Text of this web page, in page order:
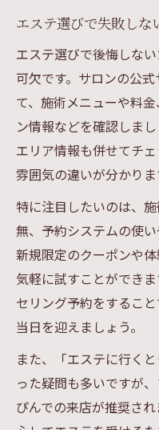
エステ選びで失敗しな
エステ選びで後悔しな
可欠です。サロンの公
て、施術メニューや料
ン情報などを確認しま
エリア情報も併せてチ
雰囲気の違いが分かりま
特に注目したいのは、
無、予約システムの使
新規限定のクーポンや体
気軽に試すことができ
セリング予約をするこ
当日を迎えましょう。
また、「エステに行く
った疑問も多いですが
ぴんでの来店が推奨さ